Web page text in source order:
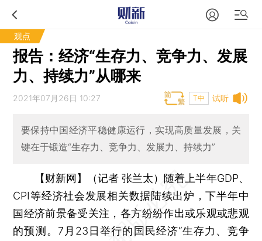
观点
报告：经济“生存力、竞争力、发展
力、持续力”从哪来
试听
2021年07月26日 10:27 T中
要保持中国经济平稳健康运行，实现高质量发展，关
键在于锻造“生存力、竞争力、发展力、持续力”
【财新网】（记者 张兰太） 随着上半年GDP、
CPI等经济社会发展相关数据陆续出炉，下半年中
国经济前景备受关注，各方纷纷作出或乐观或悲观
的预测。7月23日举行的国民经济“生存力、竞争